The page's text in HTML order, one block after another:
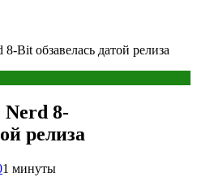
Bit обзавелась датой релиза
Nerd 8-
релиза
1 минуты